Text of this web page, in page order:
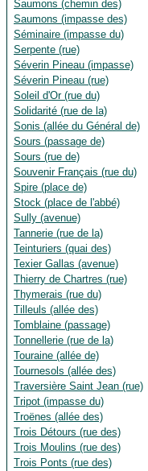
Saumons (chemin des)
Saumons (impasse des)
Séminaire (impasse du)
Serpente (rue)
Séverin Pineau (impasse)
Séverin Pineau (rue)
Soleil d'Or (rue du)
Solidarité (rue de la)
Sonis (allée du Général de)
Sours (passage de)
Sours (rue de)
Souvenir Français (rue du)
Spire (place de)
Stock (place de l'abbé)
Sully (avenue)
Tannerie (rue de la)
Teinturiers (quai des)
Texier Gallas (avenue)
Thierry de Chartres (rue)
Thymerais (rue du)
Tilleuls (allée des)
Tomblaine (passage)
Tonnellerie (rue de la)
Touraine (allée de)
Tournesols (allée des)
Traversière Saint Jean (rue)
Tripot (impasse du)
Troënes (allée des)
Trois Détours (rue des)
Trois Moulins (rue des)
Trois Ponts (rue des)